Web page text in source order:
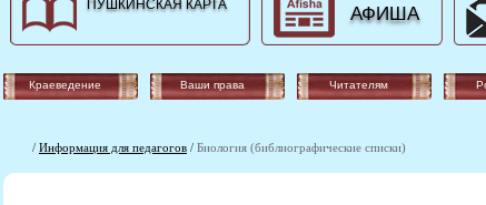
ПУШКИНСКАЯ КАРТА АФИША
Краеведение Ваши права Читателям
/ Информация для педагогов / Биология (библиографические списки)